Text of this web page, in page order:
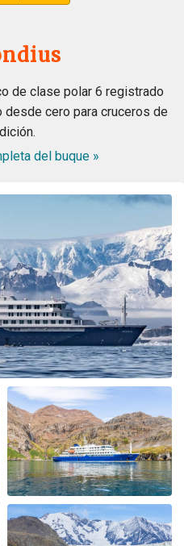
to end. We were
"Expedition" and how right
and expedition
educated and made it
the Drakes passage
visited Wihemina Bay &
out in the Zodiac boats
Whales & Killers
us to cross the
Albatrosses & Fulmars
ship cruise through
Bay a place I had
with incredible
in the background. We
with old USA and British
of history, very
west coast of the
Bay and Peterman
to explore and most
and afternoon. Back
dining. More Whales
Cove and visited the
de clase polar 6 registrado
cero para cruceros de
del buque »